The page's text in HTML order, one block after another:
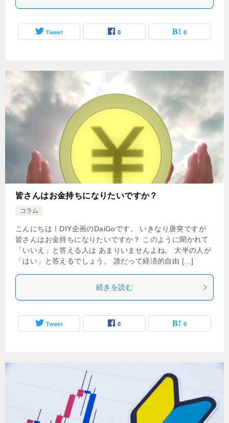
Tweet 0 0
皆さんはお金持ちになりたいですか？
コラム
こんにちは！DIY企画のDaiGoです。 いきなり唐突ですが
皆さんはお金持ちになりたいですか？ このように聞かれて
「いいえ」と答える人は あまりいませんよね。 大半の人が
「はい」と答えるでしょう。 誰だって経済的自由 […]
続きを読む
Tweet 0 0